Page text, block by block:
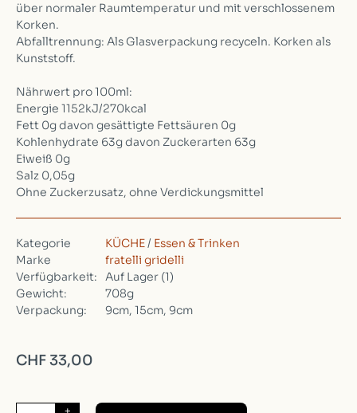
über normaler Raumtemperatur und mit verschlossenem
Korken.
Abfalltrennung: Als Glasverpackung recyceln. Korken als
Kunststoff.
Nährwert pro 100ml:
Energie 1152kJ/270kcal
Fett 0g davon gesättigte Fettsäuren 0g
Kohlenhydrate 63g davon Zuckerarten 63g
Eiweiß 0g
Salz 0,05g
Ohne Zuckerzusatz, ohne Verdickungsmittel
Kategorie KÜCHE/ Essen & Trinken
Marke
fratelli gridelli
Verfügbarkeit:
Auf Lager (1)
Gewicht:
708g
Verpackung:
9cm, 15cm, 9cm
CHF 33,00